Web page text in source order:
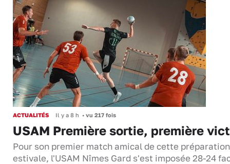
ACTUALITÉS Il y a 8 h • vu 217 fois
USAM Première sortie, première
Pour son premier match amical de cette préparation
estivale, l'USAM Nîmes Gard s'est imposée 28-24